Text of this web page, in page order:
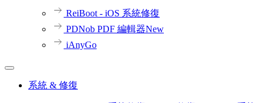
ReiBoot - iOS 系統修復
PDNob PDF 編輯器New
iAnyGo
系統 & 修復